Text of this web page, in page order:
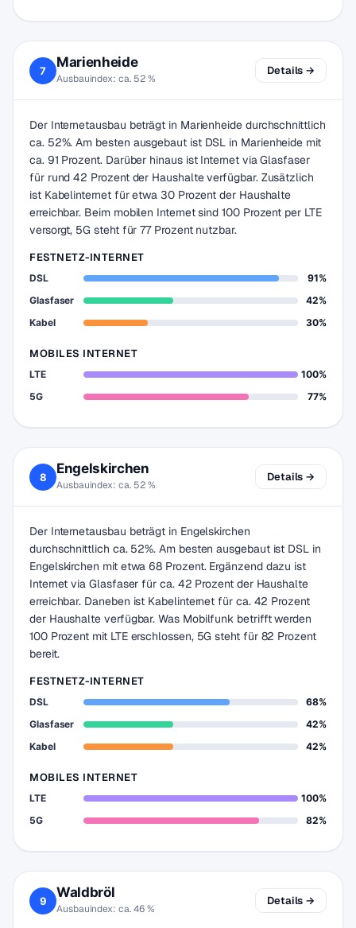
7
Marienheide
Ausbauindex: ca. 52 %
Details →
Der Internetausbau beträgt in Marienheide durchschnittlich
ca. 52%. Am besten ausgebaut ist DSL in Marienheide mit
ca. 91 Prozent. Darüber hinaus ist Internet via Glasfaser
für rund 42 Prozent der Haushalte verfügbar. Zusätzlich
ist Kabelinternet für etwa 30 Prozent der Haushalte
erreichbar. Beim mobilen Internet sind 100 Prozent per LTE
versorgt, 5G steht für 77 Prozent nutzbar.
FESTNETZ-INTERNET
DSL
91%
Glasfaser
42%
Kabel
30%
MOBILES INTERNET
LTE
100%
5G
77%
8
Engelskirchen
Ausbauindex: ca. 52 %
Details →
Der Internetausbau beträgt in Engelskirchen
durchschnittlich ca. 52%. Am besten ausgebaut ist DSL in
Engelskirchen mit etwa 68 Prozent. Ergänzend dazu ist
Internet via Glasfaser für ca. 42 Prozent der Haushalte
erreichbar. Daneben ist Kabelinternet für ca. 42 Prozent
der Haushalte verfügbar. Was Mobilfunk betrifft werden
100 Prozent mit LTE erschlossen, 5G steht für 82 Prozent
bereit.
FESTNETZ-INTERNET
DSL
68%
Glasfaser
42%
Kabel
42%
MOBILES INTERNET
LTE
100%
5G
82%
9
Waldbröl
Ausbauindex: ca. 46 %
Details →